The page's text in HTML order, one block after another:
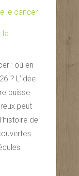
la
: où en
? L’idée
puisse
peut
de